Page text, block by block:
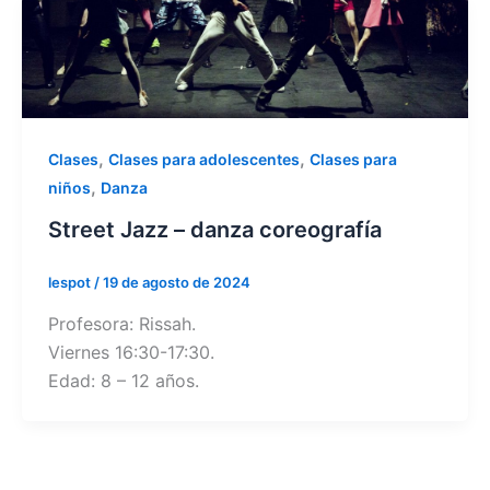
Clases, Clases para adolescentes, Clases para
niños, Danza
Street Jazz – danza coreografía
lespot /19 de agosto de 2024
Profesora: Rissah.
Viernes 16:30-17:30.
Edad: 8 – 12 años.